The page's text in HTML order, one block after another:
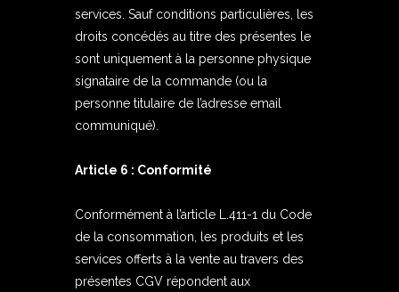
services. Sauf conditions particulières, les
droits concédés au titre des présentes le
sont uniquement à la personne physique
signataire de la commande (ou la
personne titulaire de l’adresse email
communiqué).
Article 6 : Conformité
Conformément à l’article L.411-1 du Code
de la consommation, les produits et les
services offerts à la vente au travers des
présentes CGV répondent aux